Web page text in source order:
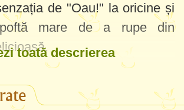
de "Oau!" la oricine și
mare de a rupe din
cârnațiori de curcan cu
toată descrierea